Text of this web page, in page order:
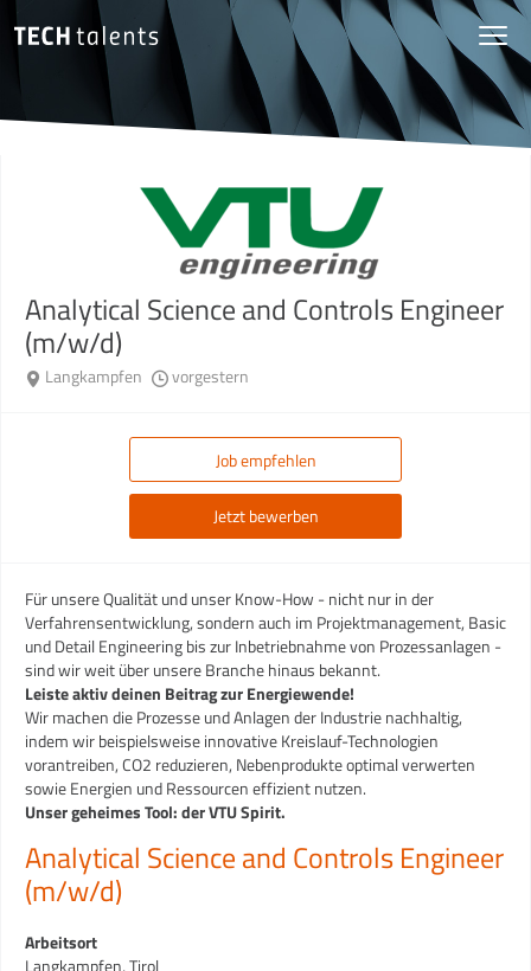
Analytical Science and Controls Engineer
(m/w/d)
Langkampfen vorgestern
Job empfehlen
Jetzt bewerben
Für unsere Qualität und unser Know-How - nicht nur in der
Verfahrensentwicklung, sondern auch im Projektmanagement, Basic
und Detail Engineering bis zur Inbetriebnahme von Prozessanlagen -
sind wir weit über unsere Branche hinaus bekannt.
Leiste aktiv deinen Beitrag zur Energiewende!
Wir machen die Prozesse und Anlagen der Industrie nachhaltig,
indem wir beispielsweise innovative Kreislauf-Technologien
vorantreiben, CO2 reduzieren, Nebenprodukte optimal verwerten
sowie Energien und Ressourcen effizient nutzen.
Unser geheimes Tool: der VTU Spirit.
Analytical Science and Controls Engineer
(m/w/d)
Arbeitsort
Langkampfen, Tirol